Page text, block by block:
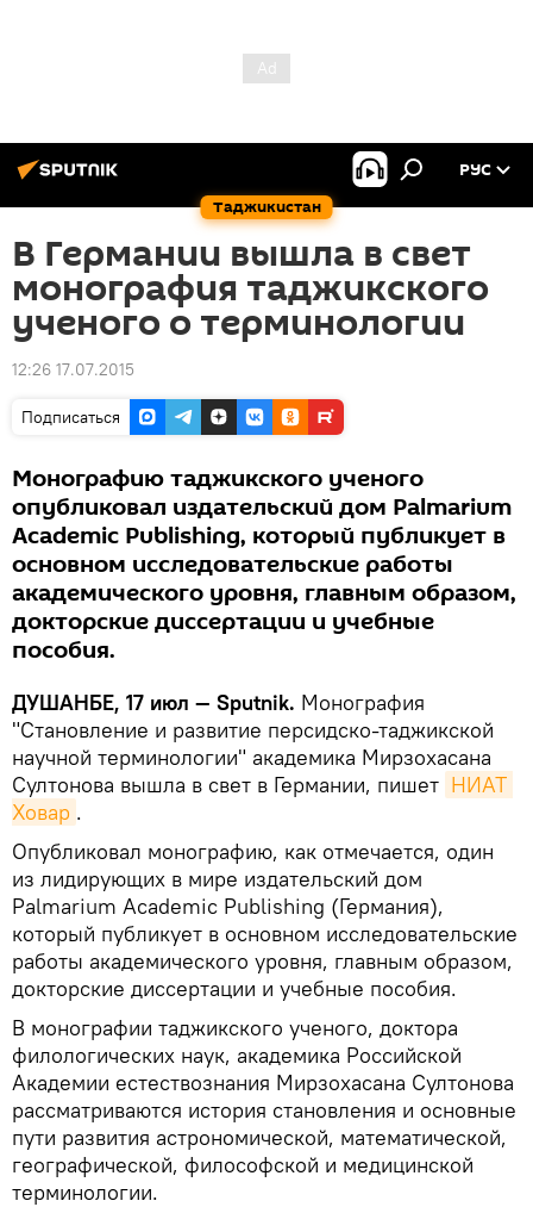
Таджикистан
РУС
В Германии вышла в свет
монография таджикского
ученого о терминологии
12:26 17.07.2015
Подписаться
Монографию таджикского ученого
опубликовал издательский дом Palmarium
Academic Publishing, который публикует в
основном исследовательские работы
академического уровня, главным образом,
докторские диссертации и учебные
пособия.
ДУШАНБЕ, 17 июл — Sputnik. Монография
"Становление и развитие персидско-таджикской
научной терминологии" академика Мирзохасана
Султонова вышла в свет в Германии, пишет НИАТ
Ховар .
Опубликовал монографию, как отмечается, один
из лидирующих в мире издательский дом
Palmarium Academic Publishing (Германия),
который публикует в основном исследовательские
работы академического уровня, главным образом,
докторские диссертации и учебные пособия.
В монографии таджикского ученого, доктора
филологических наук, академика Российской
Академии естествознания Мирзохасана Султонова
рассматриваются история становления и основные
пути развития астрономической, математической,
географической, философской и медицинской
терминологии.